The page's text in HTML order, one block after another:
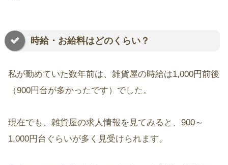
時給・お給料はどのくらい？
私が勤めていた数年前は、雑貨屋の時給は1,000円前後
（900円台が多かったです）でした。
現在でも、雑貨屋の求人情報を見てみると、900～
1,000円台ぐらいが多く見受けられます。